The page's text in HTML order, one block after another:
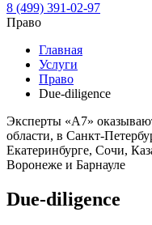
8 (499) 391-02-97
Право
Главная
Услуги
Право
Due-diligence
Эксперты «А7»
области, в Санкт-
Екатеринбурге, Сочи,
Воронеже и Барнауле
Due-diligence